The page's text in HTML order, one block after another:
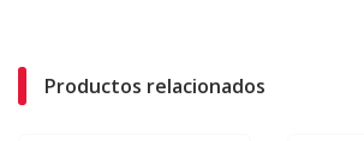
Productos relacionados